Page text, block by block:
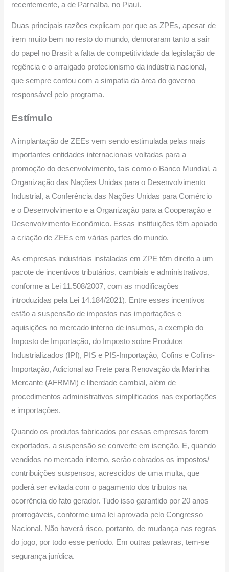
recentemente, a de Parnaíba, no Piauí.
Duas principais razões explicam por que as ZPEs, apesar de
irem muito bem no resto do mundo, demoraram tanto a sair
do papel no Brasil: a falta de competitividade da legislação de
regência e o arraigado protecionismo da indústria nacional,
que sempre contou com a simpatia da área do governo
responsável pelo programa.
Estímulo
A implantação de ZEEs vem sendo estimulada pelas mais
importantes entidades internacionais voltadas para a
promoção do desenvolvimento, tais como o Banco Mundial, a
Organização das Nações Unidas para o Desenvolvimento
Industrial, a Conferência das Nações Unidas para Comércio
e o Desenvolvimento e a Organização para a Cooperação e
Desenvolvimento Econômico. Essas instituições têm apoiado
a criação de ZEEs em várias partes do mundo.
As empresas industriais instaladas em ZPE têm direito a um
pacote de incentivos tributários, cambiais e administrativos,
conforme a Lei 11.508/2007, com as modificações
introduzidas pela Lei 14.184/2021). Entre esses incentivos
estão a suspensão de impostos nas importações e
aquisições no mercado interno de insumos, a exemplo do
Imposto de Importação, do Imposto sobre Produtos
Industrializados (IPI), PIS e PIS-Importação, Cofins e Cofins-
Importação, Adicional ao Frete para Renovação da Marinha
Mercante (AFRMM) e liberdade cambial, além de
procedimentos administrativos simplificados nas exportações
e importações.
Quando os produtos fabricados por essas empresas forem
exportados, a suspensão se converte em isenção. E, quando
vendidos no mercado interno, serão cobrados os impostos/
contribuições suspensos, acrescidos de uma multa, que
poderá ser evitada com o pagamento dos tributos na
ocorrência do fato gerador. Tudo isso garantido por 20 anos
prorrogáveis, conforme uma lei aprovada pelo Congresso
Nacional. Não haverá risco, portanto, de mudança nas regras
do jogo, por todo esse período. Em outras palavras, tem-se
segurança jurídica.